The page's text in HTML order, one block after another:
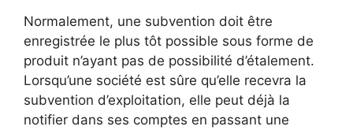
Normalement, une subvention doit être
enregistrée le plus tôt possible sous forme de
produit n’ayant pas de possibilité d’étalement.
Lorsqu’une société est sûre qu’elle recevra la
subvention d’exploitation, elle peut déjà la
notifier dans ses comptes en passant une